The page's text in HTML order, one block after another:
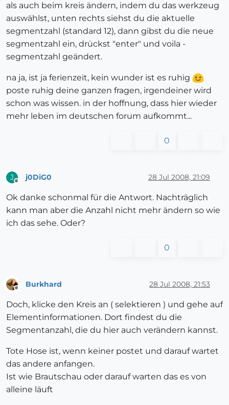
als auch beim kreis ändern, indem du das werkzeug
auswählst, unten rechts siehst du die aktuelle
segmentzahl (standard 12), dann gibst du die neue
segmentzahl ein, drückst "enter" und voila -
segmentzahl geändert.
na ja, ist ja ferienzeit, kein wunder ist es ruhig
poste ruhig deine ganzen fragen, irgendeiner wird
schon was wissen. in der hoffnung, dass hier wieder
mehr leben im deutschen forum aufkommt...
0
J j0DiG0 28 Jul 2008, 21:09
Ok danke schonmal für die Antwort. Nachträglich
kann man aber die Anzahl nicht mehr ändern so wie
ich das sehe. Oder?
0
Burkhard 28 Jul 2008, 21:53
Doch, klicke den Kreis an ( selektieren ) und gehe auf
Elementinformationen. Dort findest du die
Segmentanzahl, die du hier auch verändern kannst.
Tote Hose ist, wenn keiner postet und darauf wartet
das andere anfangen.
Ist wie Brautschau oder darauf warten das es von
alleine läuft